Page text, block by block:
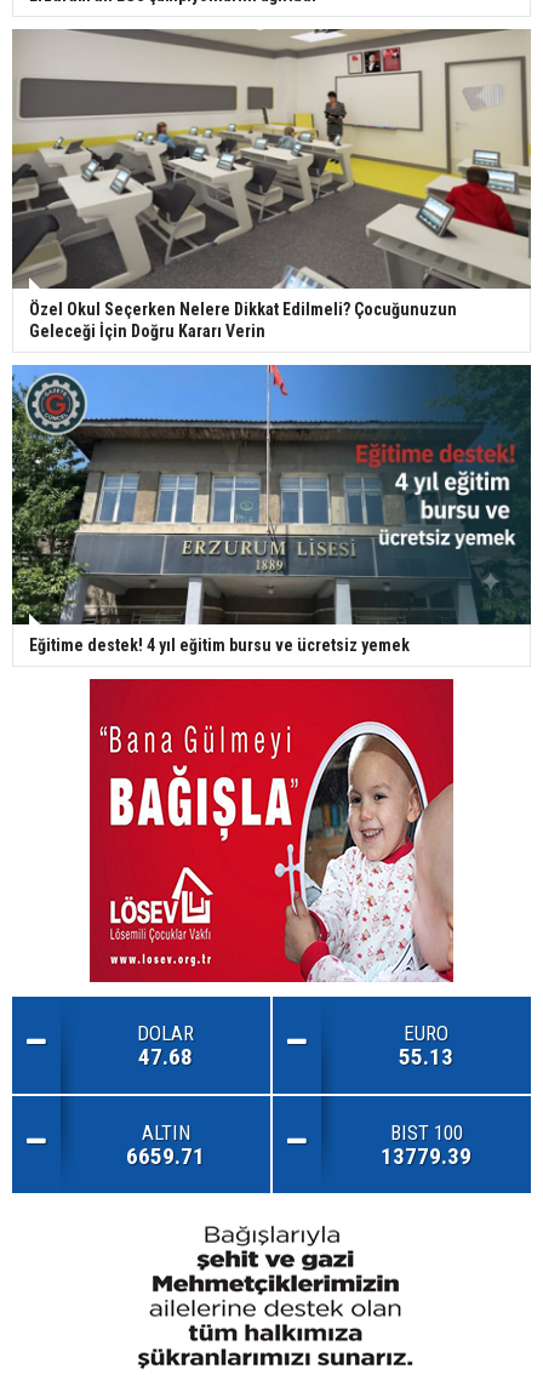
Özel Okul Seçerken Nelere Dikkat Edilmeli? Çocuğunuzun
Geleceği İçin Doğru Kararı Verin
Eğitime destek! 4 yıl eğitim bursu ve ücretsiz yemek
DOLAR
47.68
EURO
55.13
ALTIN
6659.71
BIST 100
13779.39